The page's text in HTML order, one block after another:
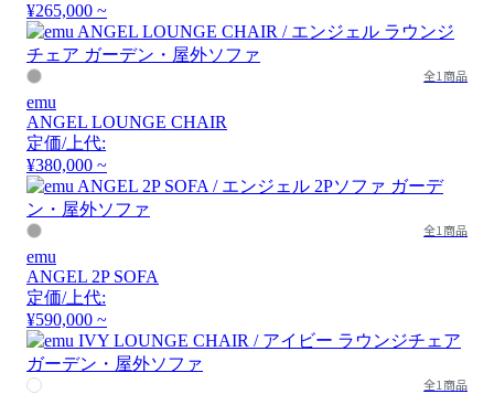
¥265,000 ~
全1商品
emu
ANGEL LOUNGE CHAIR
定価/上代:
¥380,000 ~
全1商品
emu
ANGEL 2P SOFA
定価/上代:
¥590,000 ~
全1商品